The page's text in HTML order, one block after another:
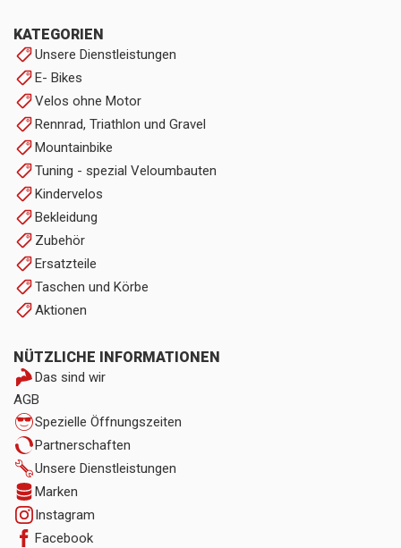
KATEGORIEN
Unsere Dienstleistungen
E- Bikes
Velos ohne Motor
Rennrad, Triathlon und Gravel
Mountainbike
Tuning - spezial Veloumbauten
Kindervelos
Bekleidung
Zubehör
Ersatzteile
Taschen und Körbe
Aktionen
NÜTZLICHE INFORMATIONEN
Das sind wir
AGB
Spezielle Öffnungszeiten
Partnerschaften
Unsere Dienstleistungen
Marken
Instagram
Facebook